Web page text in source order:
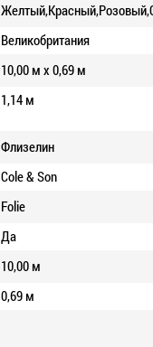
Великобритания
10,00 м x 0,69 м
1,14 м
Флизелин
Cole & Son
Folie
Да
10,00 м
0,69 м